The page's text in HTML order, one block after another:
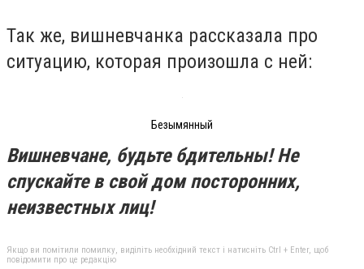
Так же, вишневчанка рассказала про
ситуацию, которая произошла с ней:
Безымянный
Вишневчане, будьте бдительны! Не
спускайте в свой дом посторонних,
неизвестных лиц!
Якщо ви помітили помилку, виділіть необхідний текст і натисніть Ctrl + Enter, щоб
повідомити про це редакцію